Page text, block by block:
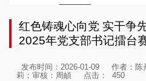
红色铸魂心向党 实干
2025年党支部书记擂台
发布时间：2026-01-09 作者：陈
莉；审核：周頔
点击： 450